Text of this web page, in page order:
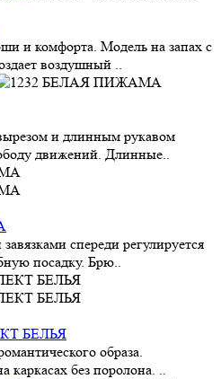
и комфорта. Модель на запах с
воздушный ..
и длинным рукавом
движений. Длинные..
спереди регулируется
посадку. Брю..
БЕЛЬЯ
образа.
каркасах без поролона. ..